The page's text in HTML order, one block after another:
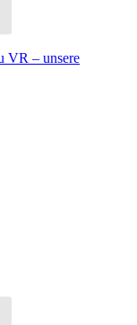
VR – unsere